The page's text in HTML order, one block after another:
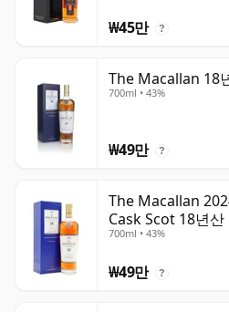
₩45만 ?
The Macallan 18
700ml • 43%
₩49만 ?
The Macallan
Cask Scot 18년산
700ml • 43%
₩49만 ?